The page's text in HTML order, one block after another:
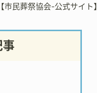
市民葬祭協会-公式サイト】
事